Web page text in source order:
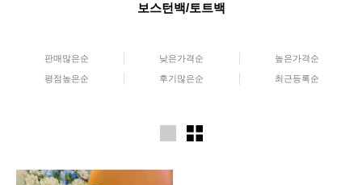
보스턴백/토트백
판매많은순 낮은가격순 높은가격순
평점높은순 후기많은순 최근등록순